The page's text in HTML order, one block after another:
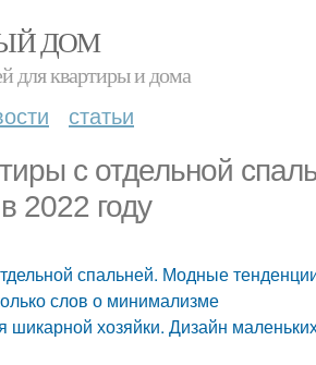
ДОМ
для квартиры и дома
статьи
с отдельной
2022 году
спальней. Модные
слов о минимализме
шикарной хозяйки. Дизайн